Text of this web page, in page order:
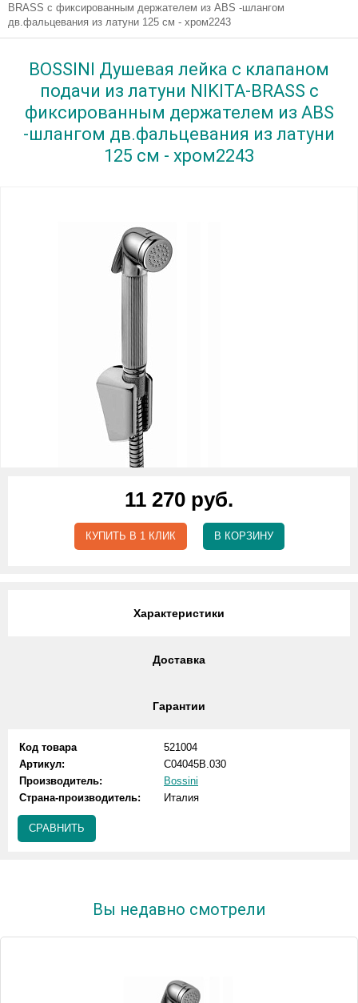
BRASS с фиксированным держателем из ABS -шлангом
дв.фальцевания из латуни 125 см - хром2243
BOSSINI Душевая лейка с клапаном
подачи из латуни NIKITA-BRASS с
фиксированным держателем из ABS
-шлангом дв.фальцевания из латуни
125 см - хром2243
11 270 руб.
КУПИТЬ В 1 КЛИК В КОРЗИНУ
Характеристики
Доставка
Гарантии
Код товара
521004
Артикул:
C04045B.030
Производитель:
Bossini
Страна-производитель:
Италия
СРАВНИТЬ
Вы недавно смотрели